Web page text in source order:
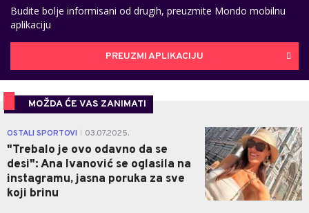
Budite bolje informisani od drugih, preuzmite Mondo mobilnu
aplikaciju
PREUZMI APLIKACIJU
MOŽDA ĆE VAS ZANIMATI
OSTALI SPORTOVI 03.07.2025.
"Trebalo je ovo odavno da se
desi": Ana Ivanović se oglasila na
instagramu, jasna poruka za sve
koji brinu
0